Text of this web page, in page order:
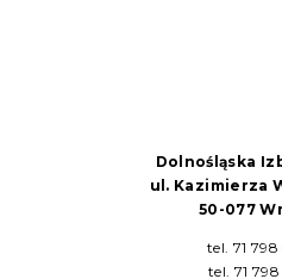
Dolnośląska
ul. Kazimierza
50-077
tel. 71
tel. 71